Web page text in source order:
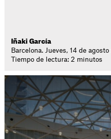
Iñaki García
Barcelona. Jueves, 14 de
Tiempo de lectura: 2 minutos